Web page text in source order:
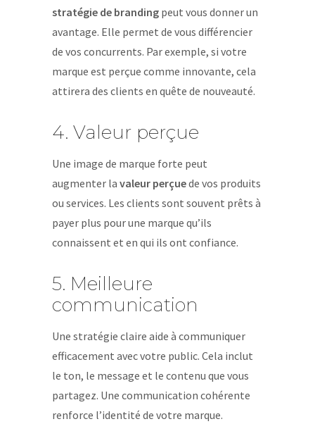
stratégie de branding peut vous donner un
avantage. Elle permet de vous différencier
de vos concurrents. Par exemple, si votre
marque est perçue comme innovante, cela
attirera des clients en quête de nouveauté.
4. Valeur perçue
Une image de marque forte peut
augmenter la valeur perçuede vos produits
ou services. Les clients sont souvent prêts à
payer plus pour une marque qu’ils
connaissent et en qui ils ont confiance.
5. Meilleure
communication
Une stratégie claire aide à communiquer
efficacement avec votre public. Cela inclut
le ton, le message et le contenu que vous
partagez. Une communication cohérente
renforce l’identité de votre marque.